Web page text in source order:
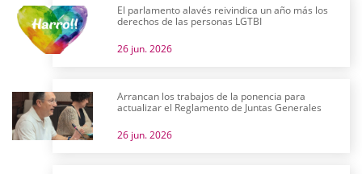
El parlamento alavés reivindica un año más los
derechos de las personas LGTBI
26 jun. 2026
Arrancan los trabajos de la ponencia para
actualizar el Reglamento de Juntas Generales
26 jun. 2026